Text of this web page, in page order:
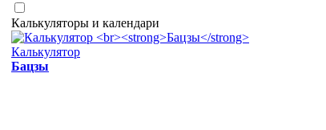
Калькуляторы и календари
Калькулятор
Бацзы